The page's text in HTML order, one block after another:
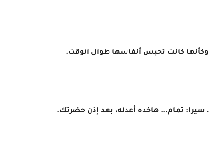
وكأنها كانت تحبس أنفاسها طوال الوقت.
ـ سيرا: تمام... هاخده أعدله، بعد إذن حضرتك.